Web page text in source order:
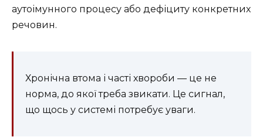
аутоімунного процесу або дефіциту конкретних
речовин.
Хронічна втома і часті хвороби — це не
норма, до якої треба звикати. Це сигнал,
що щось у системі потребує уваги.